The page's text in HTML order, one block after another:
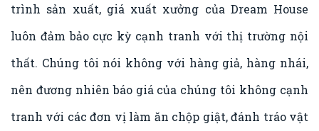
trình sản xuất, giá xuất xưởng của Dream House
luôn đảm bảo cực kỳ cạnh tranh với thị trường nội
thất. Chúng tôi nói không với hàng giả, hàng nhái,
nên đương nhiên báo giá của chúng tôi không cạnh
tranh với các đơn vị làm ăn chộp giật, đánh tráo vật